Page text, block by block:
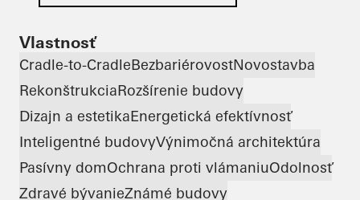
Vlastnosť
Cradle-to-CradleBezbariérovosťNovostavba
RekonštrukciaRozšírenie budovy
Dizajn a estetikaEnergetická efektívnosť
Inteligentné budovyVýnimočná architektúra
Pasívny domOchrana proti vlámaniuOdolnosť
Zdravé bývanieZnámé budovy